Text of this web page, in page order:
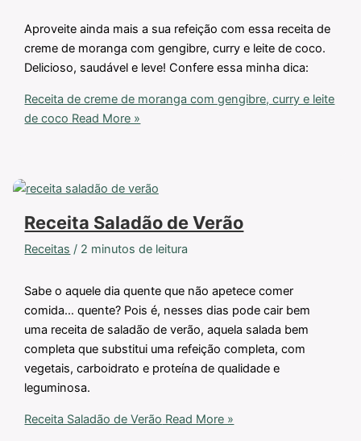
Aproveite ainda mais a sua refeição com essa receita de
creme de moranga com gengibre, curry e leite de coco.
Delicioso, saudável e leve! Confere essa minha dica:
Receita de creme de moranga com gengibre, curry e leite
de coco Read More »
Receita Saladão de Verão
Receitas / 2 minutos de leitura
Sabe o aquele dia quente que não apetece comer
comida… quente? Pois é, nesses dias pode cair bem
uma receita de saladão de verão, aquela salada bem
completa que substitui uma refeição completa, com
vegetais, carboidrato e proteína de qualidade e
leguminosa.
Receita Saladão de Verão Read More »